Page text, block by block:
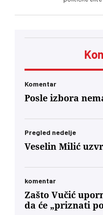
Kelemenu
biti prijatno.
minuta bili
verovatno
Mađara u
usidrena u
toksične
Komentar
Posle izbora
Pregled nedelje
Veselin Milić
komentar
Zašto Vučić
da će „priznati